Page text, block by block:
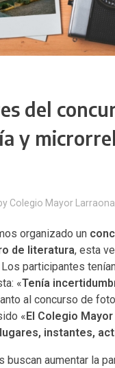
del
y
Colegio Mayor Larraona
organizado un
de literatura, esta
participantes
«Tenía
al concurso de
« El Colegio
instantes,
buscan aumentar la